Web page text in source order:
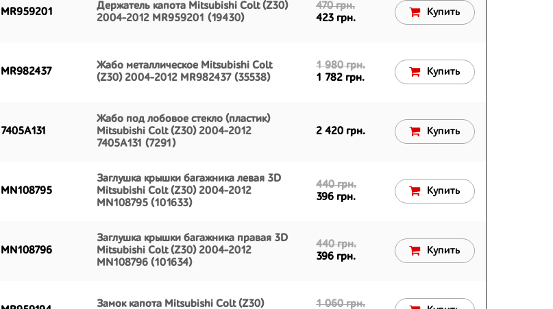
MR959201
Держатель капота Mitsubishi Colt (Z30)
2004-2012 MR959201 (19430)
470 грн.
423 грн.
Купить
MR982437
Жабо металлическое Mitsubishi Colt
(Z30) 2004-2012 MR982437 (35538)
1 980 грн.
1 782 грн.
Купить
7405A131
Жабо под лобовое стекло (пластик)
Mitsubishi Colt (Z30) 2004-2012
7405A131 (7291)
2 420 грн. Купить
MN108795
Заглушка крышки багажника левая 3D
Mitsubishi Colt (Z30) 2004-2012
MN108795 (101633)
440 грн.
396 грн.
Купить
MN108796
Заглушка крышки багажника правая 3D
Mitsubishi Colt (Z30) 2004-2012
MN108796 (101634)
440 грн.
396 грн.
Купить
Замок капота Mitsubishi Colt (Z30)
1 060 грн.